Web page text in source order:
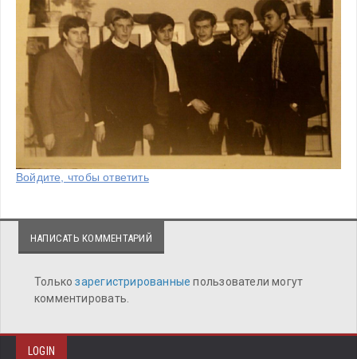
Войдите, чтобы ответить
НАПИСАТЬ КОММЕНТАРИЙ
Толькозарегистрированныепользователи могут
комментировать.
LOGIN